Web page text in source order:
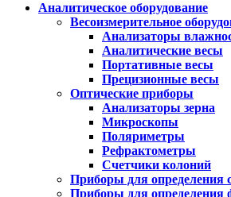
Аналитическое оборудование
Весоизмерительное
Анализаторы
Аналитические весы
Портативные весы
Прецизионные весы
Оптические приборы
Анализаторы зерна
Микроскопы
Поляриметры
Рефрактометры
Счетчики колоний
Приборы для определения
Приборы для определения